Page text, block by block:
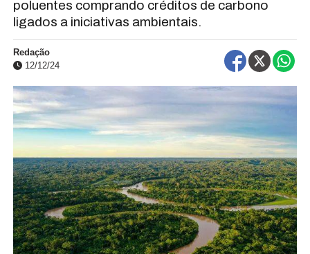
poluentes comprando créditos de carbono
ligados a iniciativas ambientais.
Redação
12/12/24